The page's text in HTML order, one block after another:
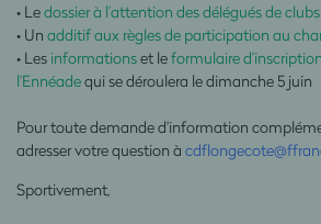
• Ledossier à l’attention des délégués de
• Un additif aux règles de participation au
• Les informationset leformulaire
l’Ennéadequi se déroulera le dimanche 5 juin
Pour toute demande d'information
adresser votre question à
Sportivement,